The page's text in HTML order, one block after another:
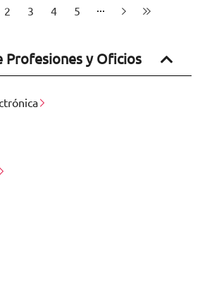
2 3 4 5
Profesiones y Oficios